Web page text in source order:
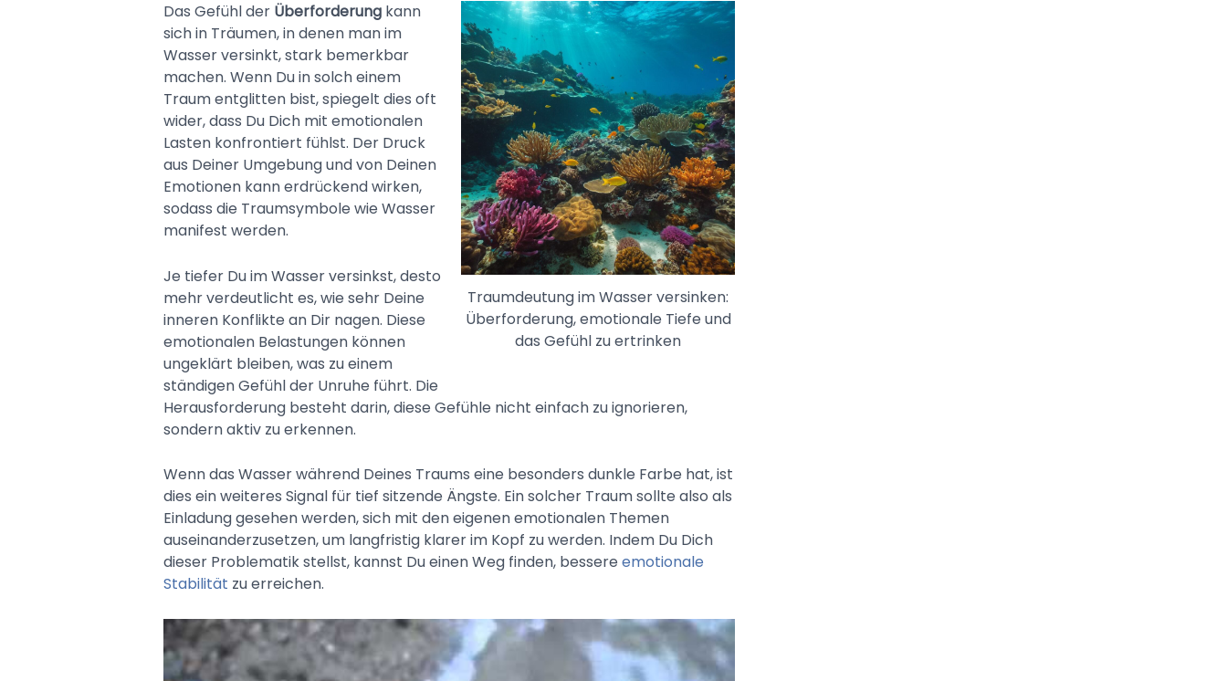
Traumdeutung im Wasser versinken:
Überforderung, emotionale Tiefe und
das Gefühl zu ertrinken
Das Gefühl der Überforderungkann
sich in Träumen, in denen man im
Wasser versinkt, stark bemerkbar
machen. Wenn Du in solch einem
Traum entglitten bist, spiegelt dies oft
wider, dass Du Dich mit emotionalen
Lasten konfrontiert fühlst. Der Druck
aus Deiner Umgebung und von Deinen
Emotionen kann erdrückend wirken,
sodass die Traumsymbole wie Wasser
manifest werden.
Je tiefer Du im Wasser versinkst, desto
mehr verdeutlicht es, wie sehr Deine
inneren Konflikte an Dir nagen. Diese
emotionalen Belastungen können
ungeklärt bleiben, was zu einem
ständigen Gefühl der Unruhe führt. Die
Herausforderung besteht darin, diese Gefühle nicht einfach zu ignorieren,
sondern aktiv zu erkennen.
Wenn das Wasser während Deines Traums eine besonders dunkle Farbe hat, ist
dies ein weiteres Signal für tief sitzende Ängste. Ein solcher Traum sollte also als
Einladung gesehen werden, sich mit den eigenen emotionalen Themen
auseinanderzusetzen, um langfristig klarer im Kopf zu werden. Indem Du Dich
dieser Problematik stellst, kannst Du einen Weg finden, bessere emotionale
Stabilität zu erreichen.